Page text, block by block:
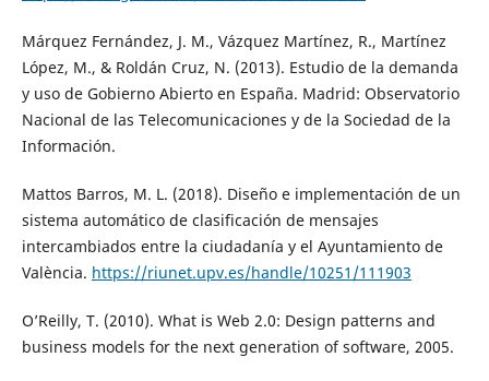
Márquez Fernández, J. M., Vázquez Martínez, R., Martínez
López, M., & Roldán Cruz, N. (2013). Estudio de la demanda
y uso de Gobierno Abierto en España. Madrid: Observatorio
Nacional de las Telecomunicaciones y de la Sociedad de la
Información.
Mattos Barros, M. L. (2018). Diseño e implementación de un
sistema automático de clasificación de mensajes
intercambiados entre la ciudadanía y el Ayuntamiento de
València. https://riunet.upv.es/handle/10251/111903
O’Reilly, T. (2010). What is Web 2.0: Design patterns and
business models for the next generation of software, 2005.